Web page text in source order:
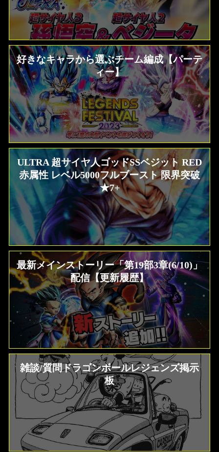
好きなキャラから選ぶチーム編成【パーテ
ィー】
ULTRA 超サイヤ人ゴッドSSベジット RED
赤属性 レベル5000フルブースト 限界突破
★7+
最新メインストーリー「第19部3章(6/10)」
配信【更新履歴】
雑談/質問ドラゴンボールレジェンズ掲示
板